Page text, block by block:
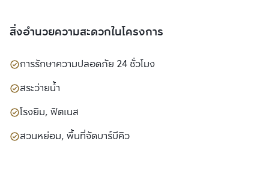
สิ่งอำนวยความสะดวกในโครงการ
การรักษาความปลอดภัย 24 ชั่วโมง
สระว่ายน้ำ
โรงยิม, ฟิตเนส
สวนหย่อม, พื้นที่จัดบาร์บีคิว